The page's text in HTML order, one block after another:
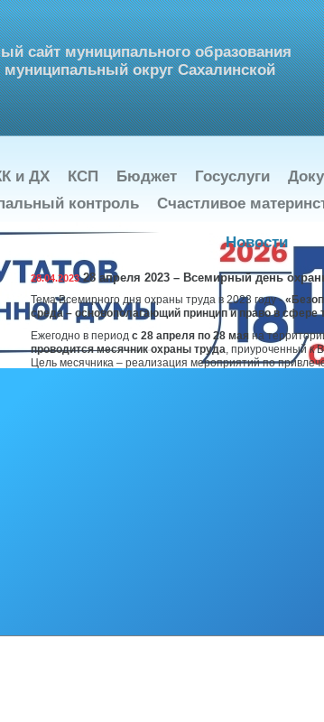
сайт муниципального образования
муниципальный округ Сахалинской
и ДХ КСП Бюджет Госуслуги
контроль Счастливое
Новости
28.04.202328 апреля 2023 – Всемирный день
Тема Всемирного дня охраны труда в 2023 году -
среда – основополагающий принцип и право в сфере
Ежегодно в период с 28 апреля по 28 мая на
проводится месячник охраны труда, приуроченный к
Цель месячника – реализация мероприятий по